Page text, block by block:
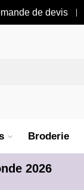
de devis
Broderie
2026